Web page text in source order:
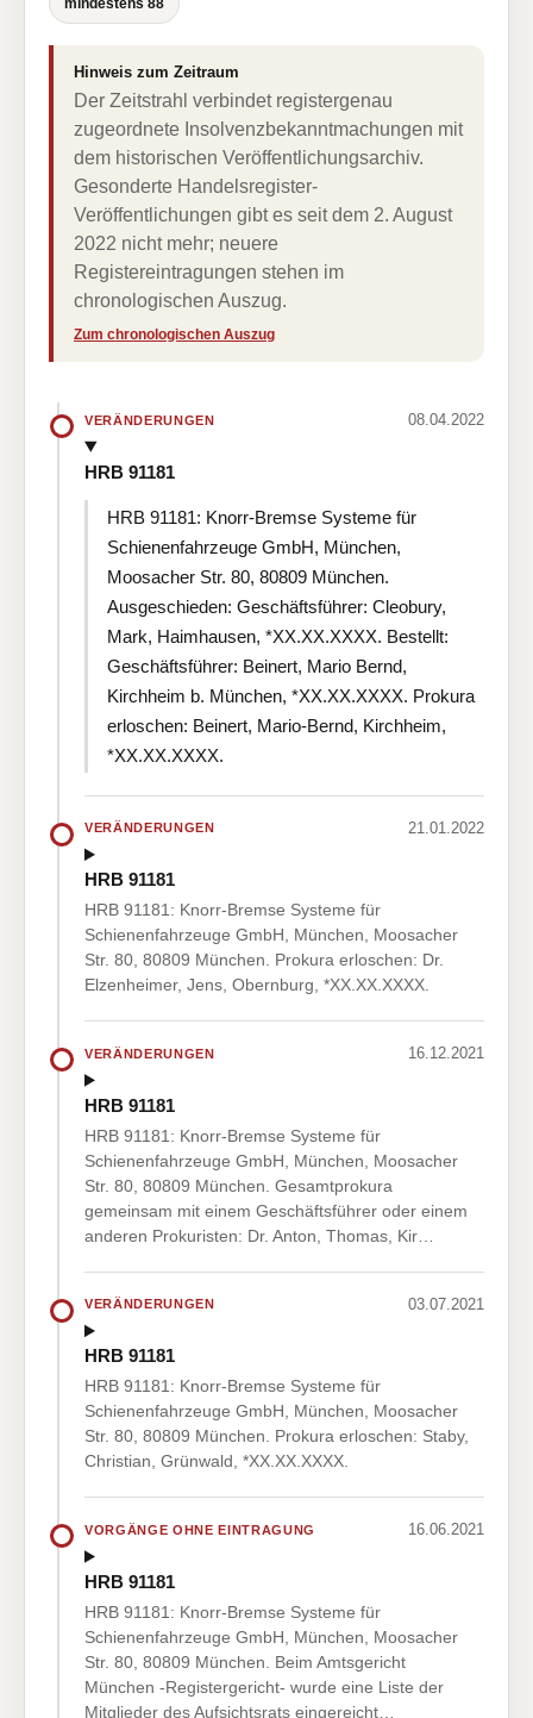
mindestens 88
Hinweis zum Zeitraum
Der Zeitstrahl verbindet registergenau
zugeordnete Insolvenzbekanntmachungen mit
dem historischen Veröffentlichungsarchiv.
Gesonderte Handelsregister-
Veröffentlichungen gibt es seit dem 2. August
2022 nicht mehr; neuere
Registereintragungen stehen im
chronologischen Auszug.
Zum chronologischen Auszug
VERÄNDERUNGEN 08.04.2022
HRB 91181
HRB 91181: Knorr-Bremse Systeme für
Schienenfahrzeuge GmbH, München,
Moosacher Str. 80, 80809 München.
Ausgeschieden: Geschäftsführer: Cleobury,
Mark, Haimhausen, *XX.XX.XXXX. Bestellt:
Geschäftsführer: Beinert, Mario Bernd,
Kirchheim b. München, *XX.XX.XXXX. Prokura
erloschen: Beinert, Mario-Bernd, Kirchheim,
*XX.XX.XXXX.
VERÄNDERUNGEN 21.01.2022
HRB 91181
HRB 91181: Knorr-Bremse Systeme für
Schienenfahrzeuge GmbH, München, Moosacher
Str. 80, 80809 München. Prokura erloschen: Dr.
Elzenheimer, Jens, Obernburg, *XX.XX.XXXX.
VERÄNDERUNGEN 16.12.2021
HRB 91181
HRB 91181: Knorr-Bremse Systeme für
Schienenfahrzeuge GmbH, München, Moosacher
Str. 80, 80809 München. Gesamtprokura
gemeinsam mit einem Geschäftsführer oder einem
anderen Prokuristen: Dr. Anton, Thomas, Kir…
VERÄNDERUNGEN 03.07.2021
HRB 91181
HRB 91181: Knorr-Bremse Systeme für
Schienenfahrzeuge GmbH, München, Moosacher
Str. 80, 80809 München. Prokura erloschen: Staby,
Christian, Grünwald, *XX.XX.XXXX.
VORGÄNGE OHNE EINTRAGUNG 16.06.2021
HRB 91181
HRB 91181: Knorr-Bremse Systeme für
Schienenfahrzeuge GmbH, München, Moosacher
Str. 80, 80809 München. Beim Amtsgericht
München -Registergericht- wurde eine Liste der
Mitglieder des Aufsichtsrats eingereicht…